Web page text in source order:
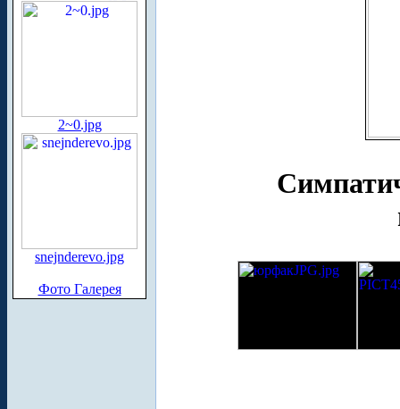
2~0.jpg
snejnderevo.jpg
Фото Галерея